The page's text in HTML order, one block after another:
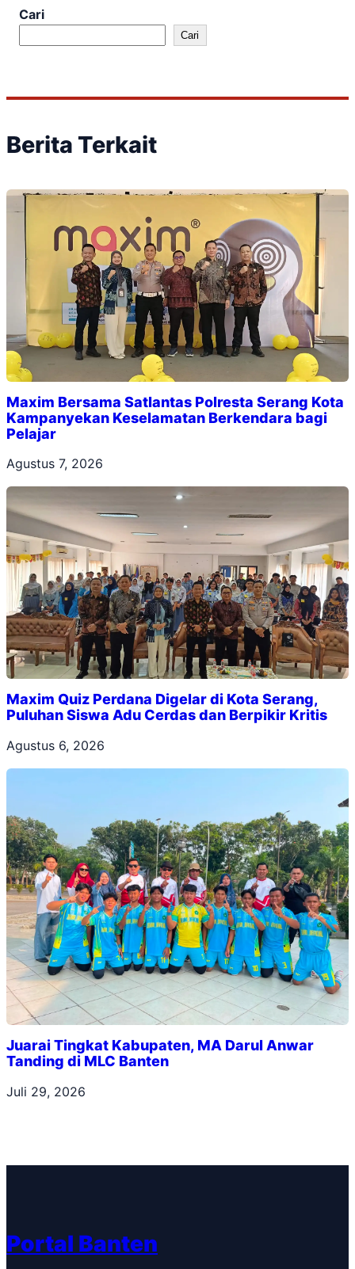
Cari
Cari
Berita Terkait
Maxim Bersama Satlantas Polresta Serang Kota
Kampanyekan Keselamatan Berkendara bagi
Pelajar
Agustus 7, 2026
Maxim Quiz Perdana Digelar di Kota Serang,
Puluhan Siswa Adu Cerdas dan Berpikir Kritis
Agustus 6, 2026
Juarai Tingkat Kabupaten, MA Darul Anwar
Tanding di MLC Banten
Juli 29, 2026
Portal Banten